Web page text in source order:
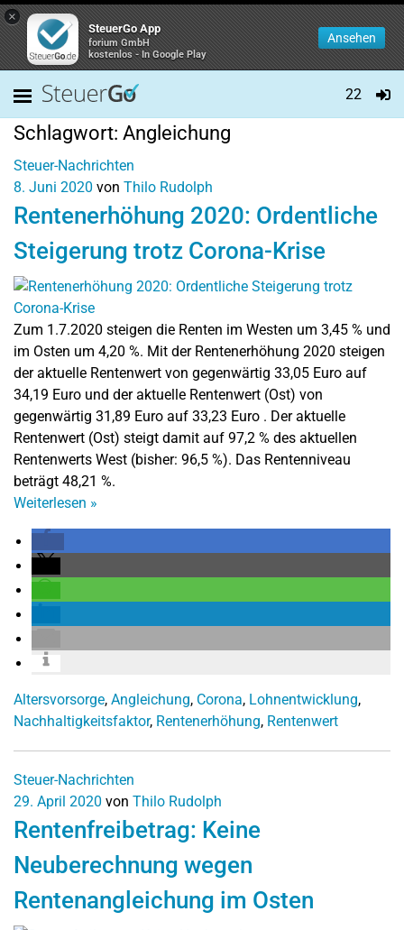
×
SteuerGo App
forium GmbH
kostenlos - In Google Play
Ansehen
22
Schlagwort: Angleichung
Steuer-Nachrichten
8. Juni 2020 von Thilo Rudolph
Rentenerhöhung 2020: Ordentliche
Steigerung trotz Corona-Krise
Zum 1.7.2020 steigen die Renten im Westen um 3,45 % und
im Osten um 4,20 %. Mit der Rentenerhöhung 2020 steigen
der aktuelle Rentenwert von gegenwärtig 33,05 Euro auf
34,19 Euro und der aktuelle Rentenwert (Ost) von
gegenwärtig 31,89 Euro auf 33,23 Euro . Der aktuelle
Rentenwert (Ost) steigt damit auf 97,2 % des aktuellen
Rentenwerts West (bisher: 96,5 %). Das Rentenniveau
beträgt 48,21 %.
Weiterlesen »
Altersvorsorge, Angleichung, Corona, Lohnentwicklung,
Nachhaltigkeitsfaktor, Rentenerhöhung, Rentenwert
Steuer-Nachrichten
29. April 2020 von Thilo Rudolph
Rentenfreibetrag: Keine
Neuberechnung wegen
Rentenangleichung im Osten